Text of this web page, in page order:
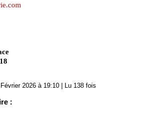
2026 à 19:10 | Lu 138 fois
: